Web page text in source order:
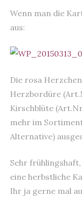
Wenn man die
aus:
Die rosa
Herzbordüre
Kirschblüte
mehr im
Alternative)
Sehr
eine herbstliche
Ihr ja gerne mal